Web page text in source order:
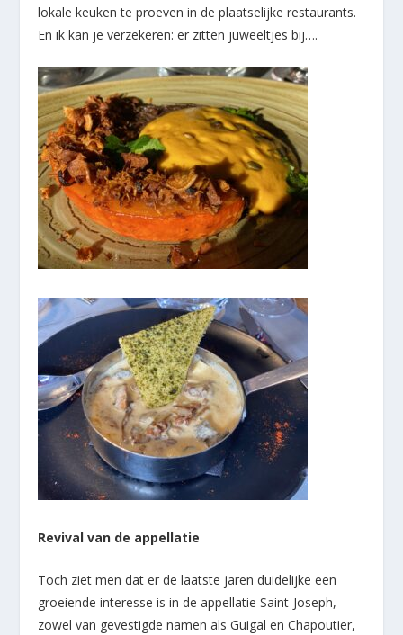
lokale keuken te proeven in de plaatselijke restaurants.
En ik kan je verzekeren: er zitten juweeltjes bij….
Revival van de appellatie
Toch ziet men dat er de laatste jaren duidelijke een
groeiende interesse is in de appellatie Saint-Joseph,
zowel van gevestigde namen als Guigal en Chapoutier,